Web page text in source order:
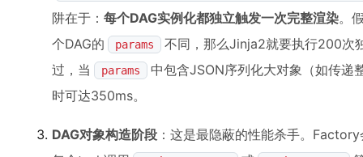
阱在于： 每个DAG实例化都独立触发一次完整渲染。
个DAG的
params
不同，那么Jinja2就要执行200次
过，当
params
中包含JSON序列化大对象（如传递
时可达350ms。
DAG对象构造阶段 ：这是最隐蔽的性能杀手。